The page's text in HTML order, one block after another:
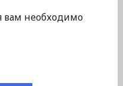
вам необходимо